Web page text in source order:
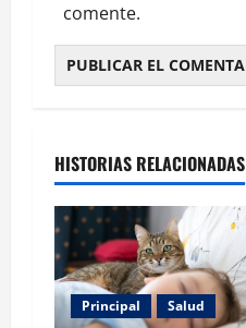
comente.
HISTORIAS RELACIONADAS
Principal Salud